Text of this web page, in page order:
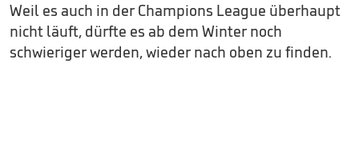
Weil es auch in der Champions League überhaupt
nicht läuft, dürfte es ab dem Winter noch
schwieriger werden, wieder nach oben zu finden.